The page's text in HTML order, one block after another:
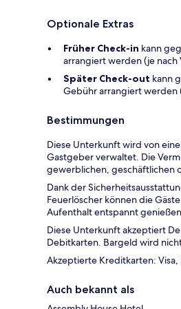
Optionale Extras
Früher Check-in kann
arrangiert werden (je nach
Später Check-out kann
Gebühr arrangiert werden
Bestimmungen
Diese Unterkunft wird von
Gastgeber verwaltet. Die
gewerblichen, geschäftlichen
Dank der
Feuerlöscher können die
Aufenthalt entspannt
Diese Unterkunft akzeptiert
Debitkarten. Bargeld wird
Akzeptierte Kreditkarten: Visa,
Auch bekannt als